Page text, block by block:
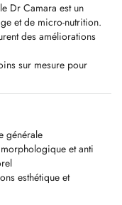
Dr Camara est un
et de micro-nutrition.
des améliorations
sur mesure pour
et anti-âge :
générale
et anti
esthétique et